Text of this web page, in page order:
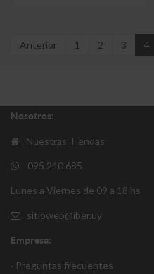
Anterior 1 2 3 4
Nosotros:
Nuestras Tiendas
095 240 685
Lunes a Viernes de 09 a 18 hs
sitioweb@iber.uy
Empresa:
· Preguntas frecuentes